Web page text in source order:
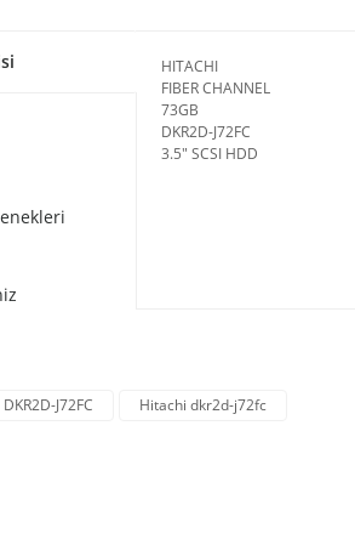
HITACHI
FIBER CHANNEL
73GB
DKR2D-J72FC
3.5" SCSI HDD
DKR2D-J72FC Hitachi dkr2d-j72fc